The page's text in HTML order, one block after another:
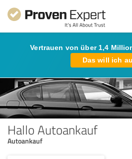
Vertrauen von über 1,4
Das will ich
Hallo Autoankauf
Autoankauf